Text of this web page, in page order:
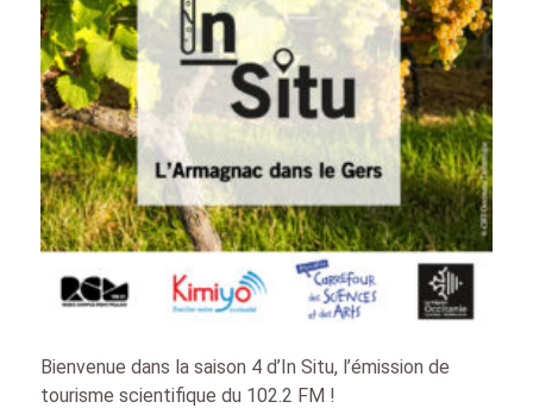
Bienvenue dans la saison 4 d’In Situ, l’émission de
tourisme scientifique du 102.2 FM !